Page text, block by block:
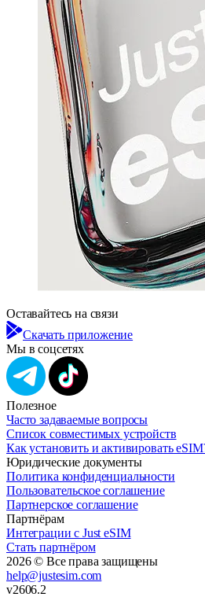
Оставайтесь на связи
Скачать приложение
Мы в соцсетях
Полезное
Часто задаваемые вопросы
Список совместимых устройств
Как установить и активировать
Юридические документы
Политика конфиденциальности
Пользовательское соглашение
Партнерское соглашение
Партнёрам
Интеграции с Just eSIM
Стать партнёром
2026 © Все права защищены
help@justesim.com
v2606.2